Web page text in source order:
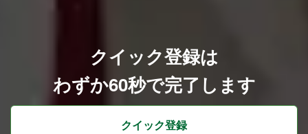
クイック登録は
わずか60秒で完了します
クイック登録